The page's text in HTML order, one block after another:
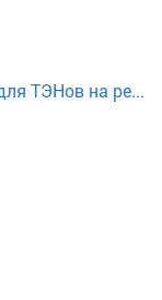
ТЭНов на ре...